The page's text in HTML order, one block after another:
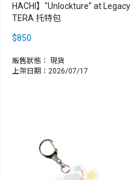
HACHI】"Unlockture" at Legacy
TERA 托特包
$850
販售狀態： 現貨
上架日期：2026/07/17